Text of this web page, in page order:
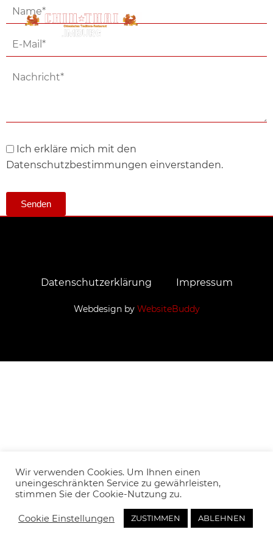
Ich erkläre mich mit den
Datenschutzbestimmungen einverstanden.
Senden
Datenschutzerklärung Impressum
Webdesign by WebsiteBuddy
Wir verwenden Cookies. Um Ihnen einen
uneingeschränkten Service zu gewährleisten,
stimmen Sie der Cookie-Nutzung zu.
Cookie Einstellungen ZUSTIMMEN ABLEHNEN